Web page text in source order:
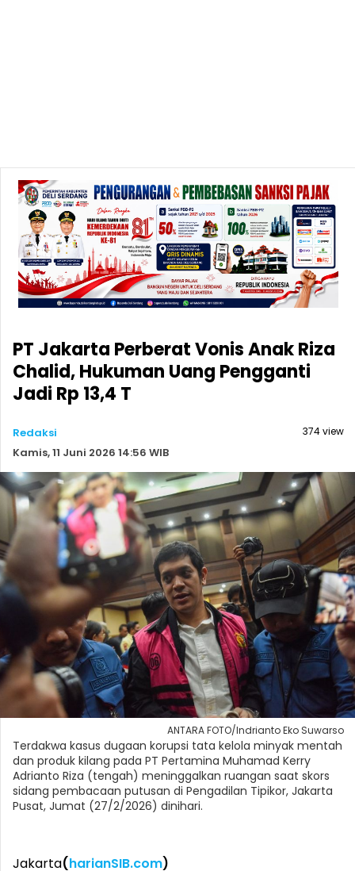
PT Jakarta Perberat Vonis Anak Riza
Chalid, Hukuman Uang Pengganti
Jadi Rp 13,4 T
Redaksi
Kamis, 11 Juni 2026 14:56 WIB
374 view
ANTARA FOTO/Indrianto Eko Suwarso
Terdakwa kasus dugaan korupsi tata kelola minyak mentah
dan produk kilang pada PT Pertamina Muhamad Kerry
Adrianto Riza (tengah) meninggalkan ruangan saat skors
sidang pembacaan putusan di Pengadilan Tipikor, Jakarta
Pusat, Jumat (27/2/2026) dinihari.
Jakarta(harianSIB.com)